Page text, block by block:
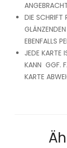
DIE SCHRIFT
EBENFALLS
JEDE KARTE
KANN GGF.
KARTE